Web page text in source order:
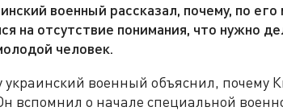
военный рассказал, почему, по
на отсутствие понимания, что нужно
человек.
военный объяснил, почему
вспомнил о начале специальной